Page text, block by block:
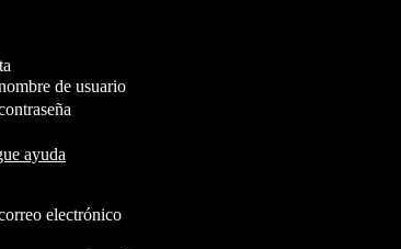
de usuario
ayuda
electrónico